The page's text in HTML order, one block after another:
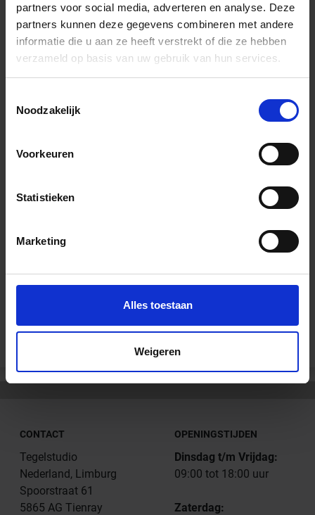
partners voor social media, adverteren en analyse. Deze
partners kunnen deze gegevens combineren met andere
informatie die u aan ze heeft verstrekt of die ze hebben
verzameld op basis van uw gebruik van hun services.
Noodzakelijk
Voorkeuren
Statistieken
Marketing
Alles toestaan
Weigeren
In het winkelmandje
Onze verkoopspecialisten staan graag voor je klaar:
Productaanvraag
Andere Series van Schlüter Systems
CONTACT
Tegelstudio
Nederland, Limburg
Spoorstraat 61
5865 AG Tienray
OPENINGSTIJDEN
Dinsdag t/m Vrijdag:
09:00 tot 18:00 uur
Zaterdag: